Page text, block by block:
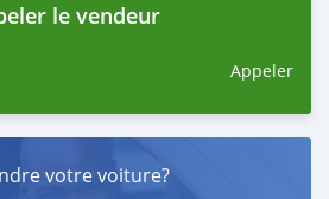
le vendeur
Appeler
votre voiture?